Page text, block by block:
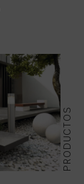
PRODUCTOS